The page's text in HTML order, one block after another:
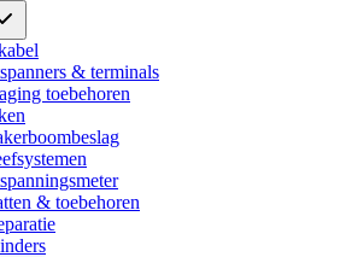
& terminals
toebehoren
& toebehoren